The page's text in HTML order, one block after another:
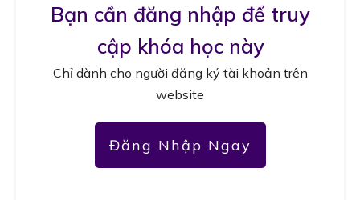
Bạn cần đăng nhập để truy
cập khóa học này
Chỉ dành cho người đăng ký tài khoản trên
website
Đăng Nhập Ngay